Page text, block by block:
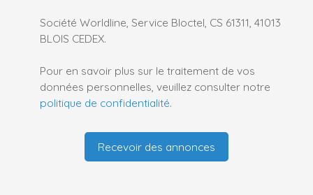
Société Worldline, Service Bloctel, CS 61311, 41013
BLOIS CEDEX.
Pour en savoir plus sur le traitement de vos
données personnelles, veuillez consulter notre
politique de confidentialité.
Recevoir des annonces